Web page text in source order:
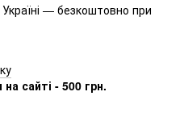
— безкоштовно при
сайті - 500 грн.